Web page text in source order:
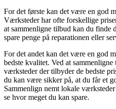
For det første kan det være en god
Værksteder har ofte forskellige
at sammenligne tilbud kan du finde
spare penge på reparationen eller
For det andet kan det være en god
bedste kvalitet. Ved at
værksteder der tilbyder de bedste
du kan være sikker på, at du får et
Sammenlign nemt lokale
se hvor meget du kan spare.